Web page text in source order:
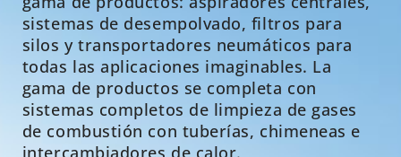
sistemas de desempolvado, filtros para
silos y transportadores neumáticos para
todas las aplicaciones imaginables. La
gama de productos se completa con
sistemas completos de limpieza de gases
de combustión con tuberías, chimeneas e
intercambiadores de calor.